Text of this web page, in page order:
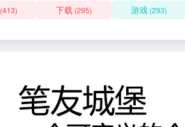
(413) 下载 (295) 游戏(293)